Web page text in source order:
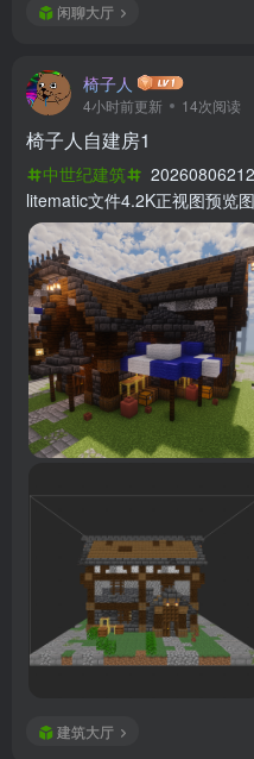
闲聊大厅
椅子人
4小时前更新 14次阅读
椅子人自建房1
中世纪建筑
litematic文件4.2K正视图预览
建筑大厅